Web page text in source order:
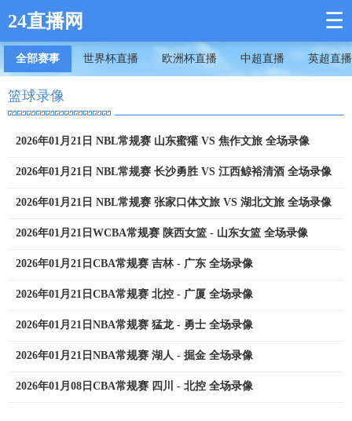
24直播网 ☰
全部赛事 世界杯直播 欧洲杯直播 中超直播 英超直播
篮球录像
2026年01月21日 NBL常规赛 山东蜜獾 VS 焦作文旅 全场录像
2026年01月21日 NBL常规赛 长沙勇胜 VS 江西鲸裕清酒 全场录像
2026年01月21日 NBL常规赛 张家口体文旅 VS 湖北文旅 全场录像
2026年01月21日WCBA常规赛 陕西女篮 - 山东女篮 全场录像
2026年01月21日CBA常规赛 吉林 - 广东 全场录像
2026年01月21日CBA常规赛 北控 - 广厦 全场录像
2026年01月21日NBA常规赛 猛龙 - 勇士 全场录像
2026年01月21日NBA常规赛 湖人 - 掘金 全场录像
2026年01月08日CBA常规赛 四川 - 北控 全场录像